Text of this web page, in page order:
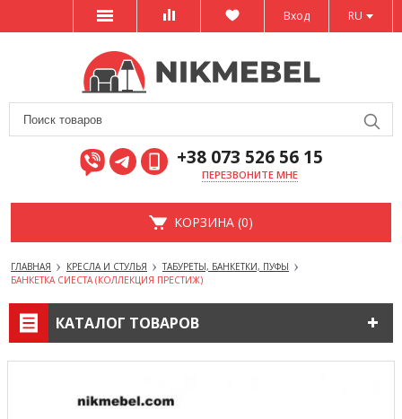
RU
Вход
+38 073 526 56 15
ПЕРЕЗВОНИТЕ МНЕ
КОРЗИНА (0)
ГЛАВНАЯ КРЕСЛА И СТУЛЬЯ
ТАБУРЕТЫ, БАНКЕТКИ, ПУФЫ
БАНКЕТКА СИЕСТА (КОЛЛЕКЦИЯ ПРЕСТИЖ)
КАТАЛОГ ТОВАРОВ